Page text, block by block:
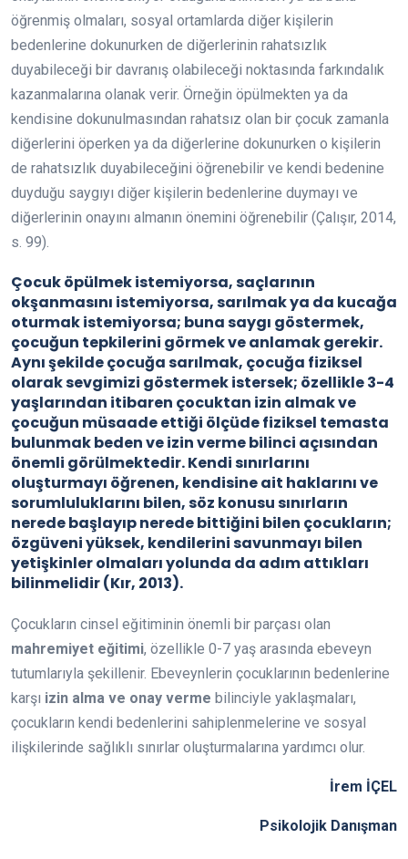
öğrenmiş olmaları, sosyal ortamlarda diğer kişilerin
bedenlerine dokunurken de diğerlerinin rahatsızlık
duyabileceği bir davranış olabileceği noktasında farkındalık
kazanmalarına olanak verir. Örneğin öpülmekten ya da
kendisine dokunulmasından rahatsız olan bir çocuk zamanla
diğerlerini öperken ya da diğerlerine dokunurken o kişilerin
de rahatsızlık duyabileceğini öğrenebilir ve kendi bedenine
duyduğu saygıyı diğer kişilerin bedenlerine duymayı ve
diğerlerinin onayını almanın önemini öğrenebilir (Çalışır, 2014,
s. 99).
Çocuk öpülmek istemiyorsa, saçlarının
okşanmasını istemiyorsa, sarılmak ya da kucağa
oturmak istemiyorsa; buna saygı göstermek,
çocuğun tepkilerini görmek ve anlamak gerekir.
Aynı şekilde çocuğa sarılmak, çocuğa fiziksel
olarak sevgimizi göstermek istersek; özellikle 3-4
yaşlarından itibaren çocuktan izin almak ve
çocuğun müsaade ettiği ölçüde fiziksel temasta
bulunmak beden ve izin verme bilinci açısından
önemli görülmektedir. Kendi sınırlarını
oluşturmayı öğrenen, kendisine ait haklarını ve
sorumluluklarını bilen, söz konusu sınırların
nerede başlayıp nerede bittiğini bilen çocukların;
özgüveni yüksek, kendilerini savunmayı bilen
yetişkinler olmaları yolunda da adım attıkları
bilinmelidir (Kır, 2013).
Çocukların cinsel eğitiminin önemli bir parçası olan
mahremiyet eğitimi, özellikle 0-7 yaş arasında ebeveyn
tutumlarıyla şekillenir. Ebeveynlerin çocuklarının bedenlerine
karşı izin alma ve onay verme bilinciyle yaklaşmaları,
çocukların kendi bedenlerini sahiplenmelerine ve sosyal
ilişkilerinde sağlıklı sınırlar oluşturmalarına yardımcı olur.
İrem İÇEL
Psikolojik Danışman